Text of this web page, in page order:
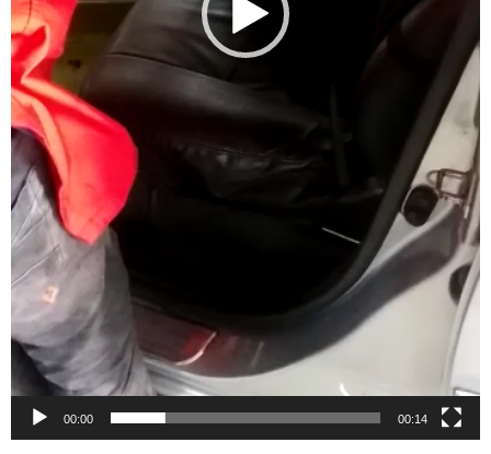
00:00 00:14